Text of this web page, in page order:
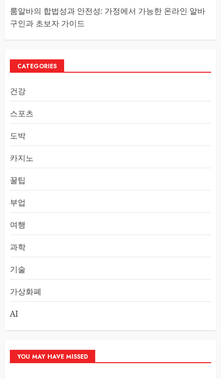
룸알바의 합법성과 안전성: 가정에서 가능한 온라인 알바
구인과 초보자 가이드
CATEGORIES
건강
스포츠
도박
카지노
꿀팁
부업
여행
과학
기술
가상화폐
AI
YOU MAY HAVE MISSED